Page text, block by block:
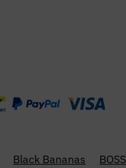
Black Bananas BOSS